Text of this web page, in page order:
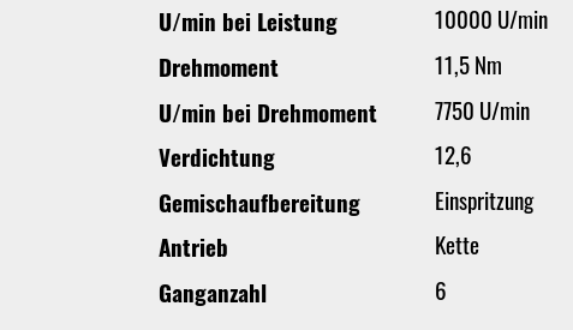
U/min bei Leistung
10000 U/min
Drehmoment
11,5 Nm
U/min bei Drehmoment
7750 U/min
Verdichtung
12,6
Gemischaufbereitung
Einspritzung
Antrieb
Kette
Ganganzahl
6